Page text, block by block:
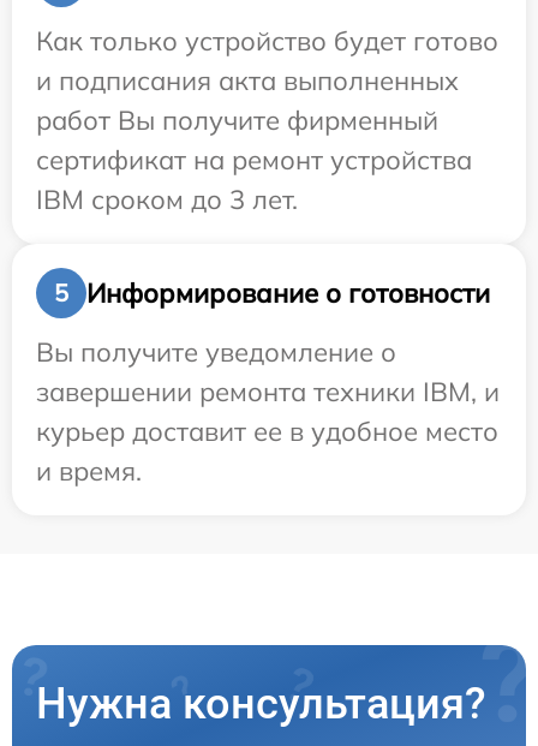
Как только устройство будет готово
и подписания акта выполненных
работ Вы получите фирменный
сертификат на ремонт устройства
IBM сроком до 3 лет.
5
Информирование о готовности
Вы получите уведомление о
завершении ремонта техники IBM, и
курьер доставит ее в удобное место
и время.
Нужна консультация?